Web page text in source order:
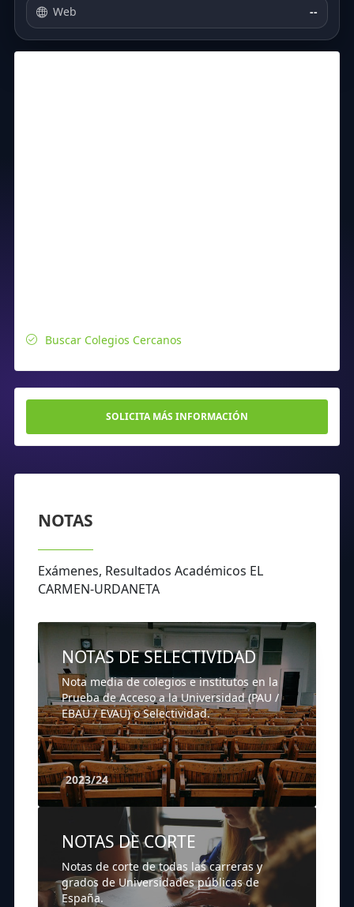
Web --
Buscar Colegios Cercanos
SOLICITA MÁS INFORMACIÓN
NOTAS
Exámenes, Resultados Académicos EL
CARMEN-URDANETA
NOTAS DE SELECTIVIDAD
Nota media de colegios e institutos en la
Prueba de Acceso a la Universidad (PAU /
EBAU / EVAU) o Selectividad.
2023/24
NOTAS DE CORTE
Notas de corte de todas las carreras y
grados de Universidades públicas de
España.